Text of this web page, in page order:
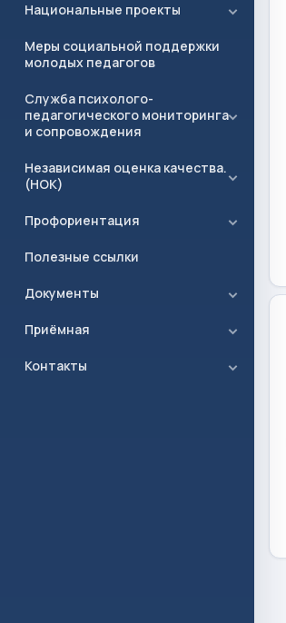
Национальные проекты
Меры социальной поддержки
молодых педагогов
Служба психолого-
педагогического мониторинга
и сопровождения
Независимая оценка качества.
(НОК)
Профориентация
Полезные ссылки
Документы
Приёмная
Контакты